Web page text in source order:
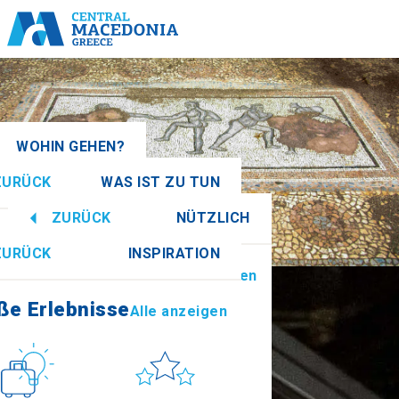
WOHIN GEHEN?
Imathia
WAS IST ZU TUN
Kultur
ZURÜCK NÜTZLICH
Alle anzeigen
How to get there
INSPIRATION
ErlebnisseAlle anzeigen